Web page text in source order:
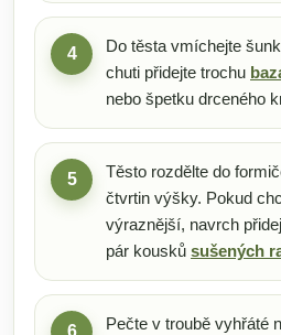
4
Do těsta vmíchejte
chuti přidejte trochu
nebo špetku drceného
5
Těsto rozdělte do
čtvrtin výšky. Pokud
výraznější, navrch
pár kousků sušených
Pečte v troubě vyhřáté